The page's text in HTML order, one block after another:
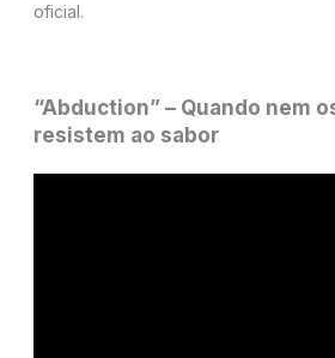
oficial.
“Abduction” – Quando nem
resistem ao sabor